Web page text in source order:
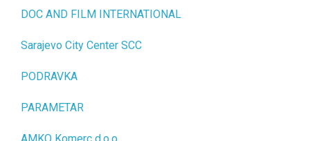
DOC AND FILM INTERNATIONAL
Sarajevo City Center SCC
PODRAVKA
PARAMETAR